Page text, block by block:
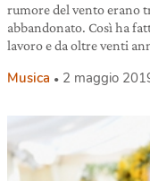
rumore del vento erano
abbandonato. Così ha
lavoro e da oltre venti
Musica 2 maggio